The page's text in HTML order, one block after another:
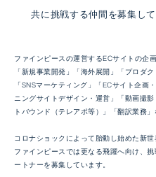
共に挑戦する仲間を募集して
ファインピースの運営するECサイトの企
「新規事業開発」「海外展開」「プロダク
「SNSマーケティング」「ECサイト企画
ニングサイトデザイン・運営」「動画撮
トバウンド（テレアポ等）」「翻訳業務」
コロナショックによって胎動し始めた新世
ファインピースでは更なる飛躍へ向け、
ートナーを募集しています。